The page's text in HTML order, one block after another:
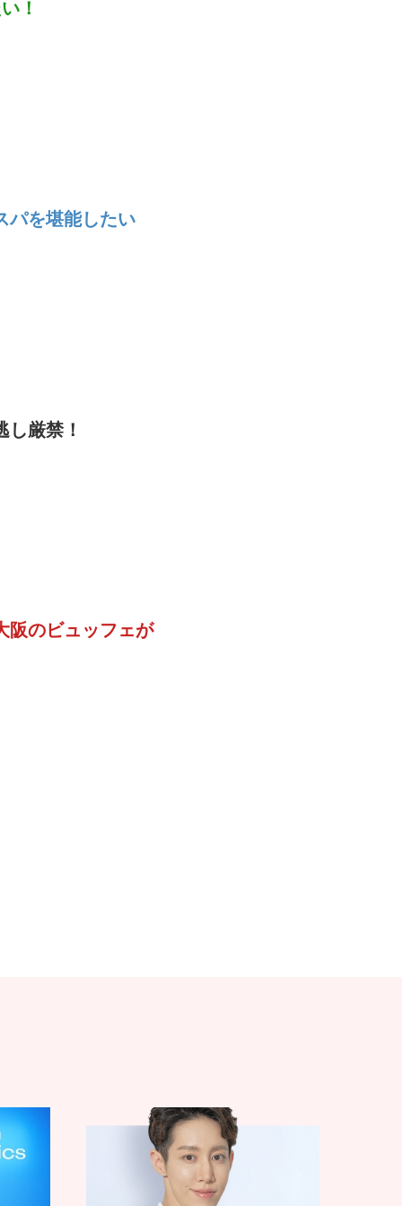
！
パを堪能したい
厳禁！
阪のビュッフェが